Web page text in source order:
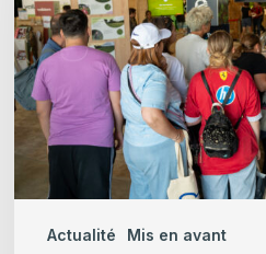
Actualité Mis en avant
riches
en
rencontres
à
Libramont